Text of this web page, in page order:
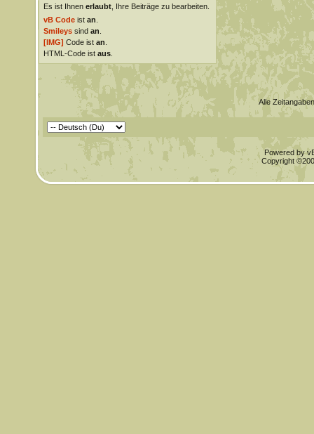
Es ist Ihnen erlaubt, Ihre Beiträge zu bearbeiten.
vB Codeist an
Smileyssind an
[IMG] Code ist an
HTML-Code ist aus.
Alle
Powered by
Copyright